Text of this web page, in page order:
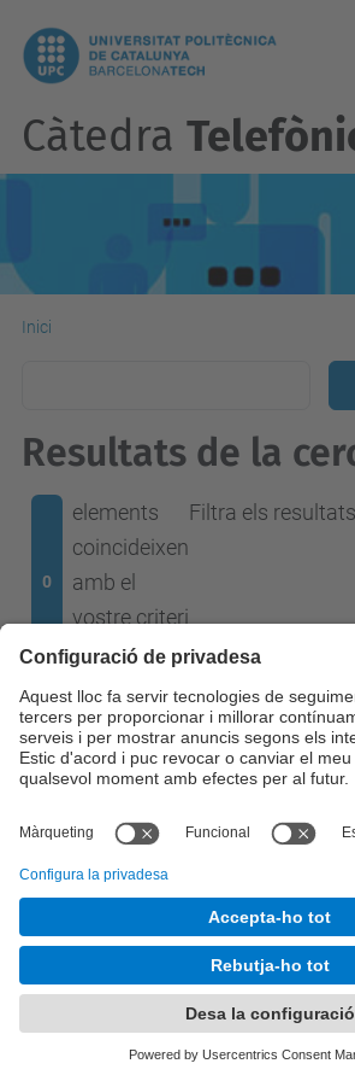
Càtedra
Inici
Resultats de la
0
elements
coincideixen
amb el
vostre criteri
de cerca
Filtra els resultats.
Cap resultat en la cerca.
© UPCCàtedra Telefònica UPC.
Desenvolupat amb
Mapa del lloc
Avís legal
Configuració